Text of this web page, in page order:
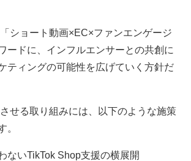
ショート動画×EC×ファンエンゲージ
ードに、インフルエンサーとの共創に
ティングの可能性を広げていく方針だ
せる取り組みには、以下のような施策
。
ないTikTok Shop支援の横展開